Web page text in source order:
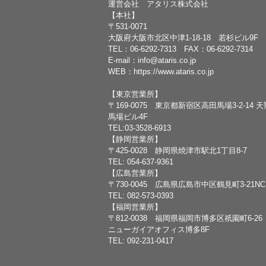
運営会社 アタリス株式会社
【本社】
〒531-0071
大阪府大阪市北区中津1-18-18 若杉ビル9F
TEL： 06-6292-7313 FAX：06-6292-7314
E-mail： info@ataris.co.jp
WEB： https://www.ataris.co.jp
【東京営業所】
〒169-0075 東京都新宿区高田馬場3-2-14 天
馬場ビル4F
TEL:03-3528-6913
【静岡営業所】
〒425-0028 静岡県焼津市駅北1丁目8-7
TEL: 054-637-9361
【広島営業所】
〒730-0045 広島県広島市中区鶴見町3-
TEL: 082-573-0393
【福岡営業所】
〒812-0038 福岡県福岡市博多区祇園町6-26
ニューガイアオフィス博多8F
TEL: 092-231-0417